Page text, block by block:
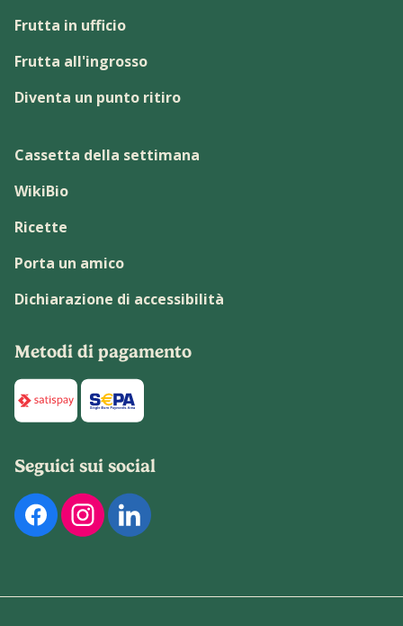
Frutta in ufficio
Frutta all'ingrosso
Diventa un punto ritiro
Cassetta della settimana
WikiBio
Ricette
Porta un amico
Dichiarazione di accessibilità
Metodi di pagamento
Di seguito sono elencati i metodi di pagamento
Seguici sui social
Di seguito sono elencati i nostri profili social ufficiali.